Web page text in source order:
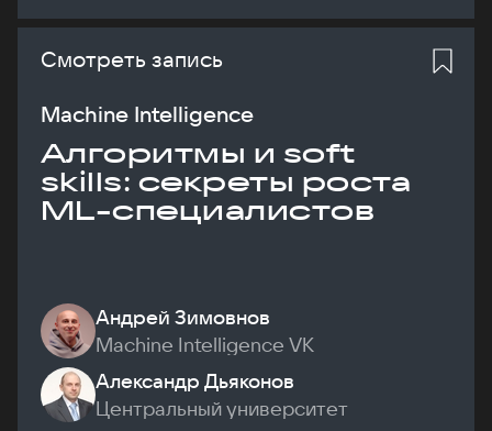
Смотреть запись
Machine Intelligence
Алгоритмы и soft
skills: секреты роста
ML-специалистов
Андрей Зимовнов
Machine Intelligence VK
Александр Дьяконов
Центральный университет